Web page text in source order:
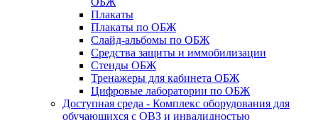
Плакаты
Плакаты по ОБЖ
Слайд-альбомы по ОБЖ
Средства защиты и иммобилизации
Стенды ОБЖ
Тренажеры для кабинета ОБЖ
Цифровые лаборатории по ОБЖ
Доступная среда - Комплекс оборудования для
обучающихся с ОВЗ и инвалидностью